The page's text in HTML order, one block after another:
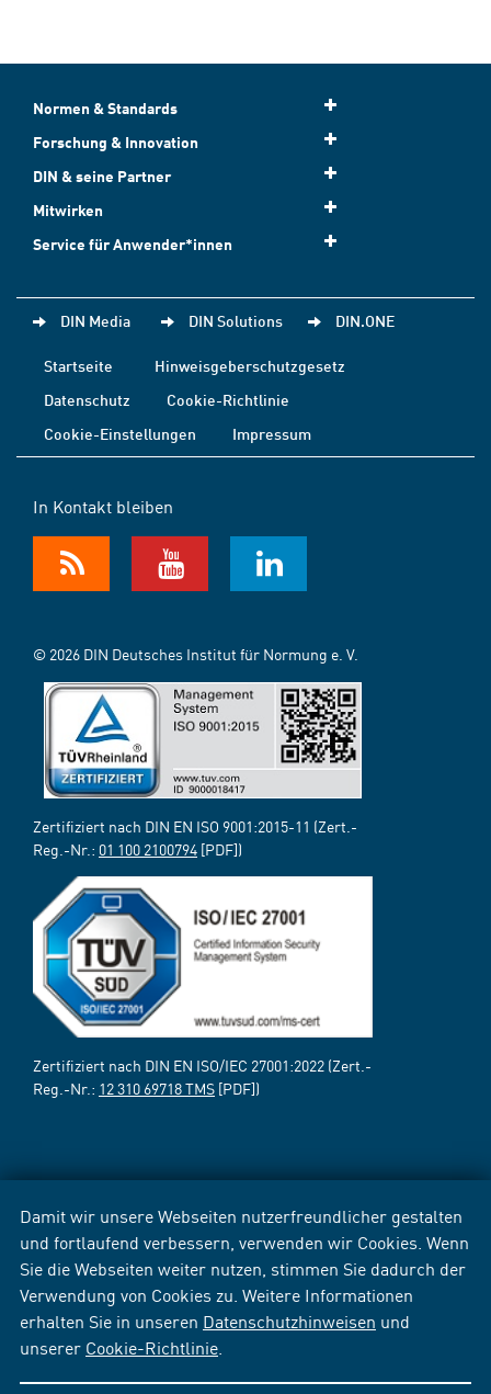
Damit wir unsere Webseiten nutzerfreundlicher gestalten
und fortlaufend verbessern, verwenden wir Cookies. Wenn
Sie die Webseiten weiter nutzen, stimmen Sie dadurch der
Verwendung von Cookies zu. Weitere Informationen
erhalten Sie in unseren Datenschutzhinweisen und
unserer Cookie-Richtlinie
Normen & Standards
Forschung & Innovation
DIN & seine Partner
Mitwirken
Service für Anwender*innen
DIN Media DIN Solutions DIN.ONE
Startseite
Hinweisgeberschutzgesetz
Datenschutz
Cookie-Richtlinie
Cookie-Einstellungen
Impressum
In Kontakt bleiben
© 2026 DIN Deutsches Institut für Normung e. V.
Zertifiziert nach DIN EN ISO 9001:2015-11 (Zert.-
Reg.-Nr.: 01 100 2100794 [PDF])
Zertifiziert nach DIN EN ISO/IEC 27001:2022 (Zert.-
Reg.-Nr.: 12 310 69718 TMS [PDF])